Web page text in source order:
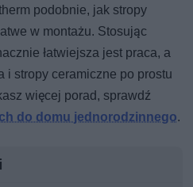
podobnie, jak stropy
w montażu. Stosując
łatwiejsza jest praca, a
i stropy ceramiczne po prostu
więcej porad, sprawdź
do domu jednorodzinnego.